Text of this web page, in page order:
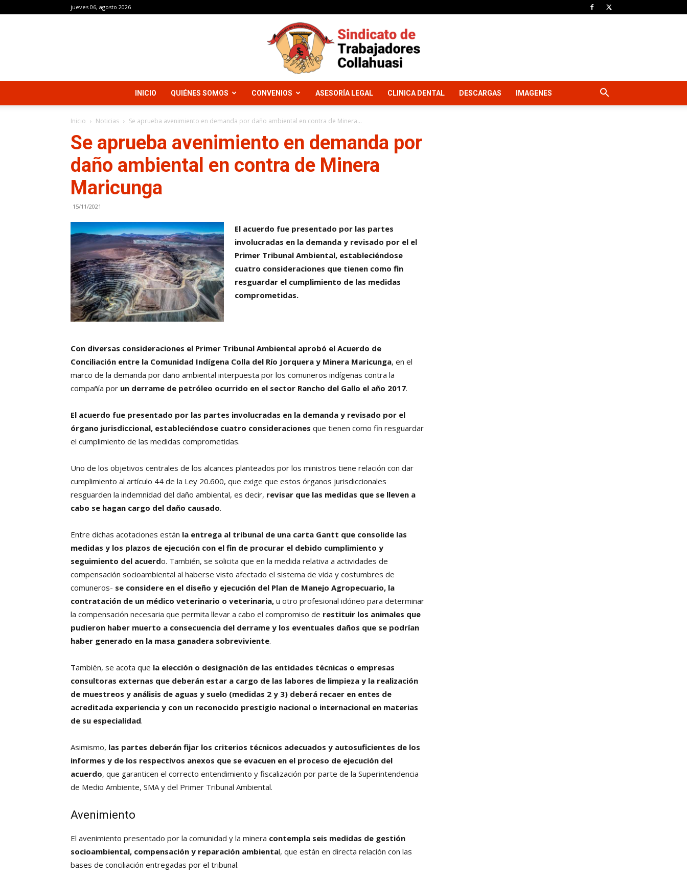
jueves 06, agosto 2026
Sindicato
Trabajadores
Collahuasi
INICIO QUIÉNES SOMOS CONVENIOS ASESORÍA LEGAL CLINICA DENTAL DESCARGAS IMAGENES
Inicio Noticias Se aprueba avenimiento en demanda por daño ambiental en contra de Minera...
Se aprueba avenimiento en demanda por
daño ambiental en contra de Minera
Maricunga
15/11/2021
El acuerdo fue presentado por las partes
involucradas en la demanda y revisado por el el
Primer Tribunal Ambiental, estableciéndose
cuatro consideraciones que tienen como fin
resguardar el cumplimiento de las medidas
comprometidas.
Con diversas consideraciones el Primer Tribunal Ambiental aprobó el Acuerdo de
Conciliación entre la Comunidad Indígena Colla del Río Jorquera y Minera Maricunga, en el
marco de la demanda por daño ambiental interpuesta por los comuneros indígenas contra la
compañía por un derrame de petróleo ocurrido en el sector Rancho del Gallo el año 2017.
El acuerdo fue presentado por las partes involucradas en la demanda y revisado por el
órgano jurisdiccional, estableciéndose cuatro consideraciones que tienen como fin resguardar
el cumplimiento de las medidas comprometidas.
Uno de los objetivos centrales de los alcances planteados por los ministros tiene relación con dar
cumplimiento al artículo 44 de la Ley 20.600, que exige que estos órganos jurisdiccionales
resguarden la indemnidad del daño ambiental, es decir, revisar que las medidas que se lleven a
cabo se hagan cargo del daño causado.
Entre dichas acotaciones están la entrega al tribunal de una carta Gantt que consolide las
medidas y los plazos de ejecución con el fin de procurar el debido cumplimiento y
seguimiento del acuerdo. También, se solicita que en la medida relativa a actividades de
compensación socioambiental al haberse visto afectado el sistema de vida y costumbres de
comuneros- se considere en el diseño y ejecución del Plan de Manejo Agropecuario, la
contratación de un médico veterinario o veterinaria, u otro profesional idóneo para determinar
la compensación necesaria que permita llevar a cabo el compromiso de restituir los animales que
pudieron haber muerto a consecuencia del derrame y los eventuales daños que se podrían
haber generado en la masa ganadera sobreviviente.
También, se acota que la elección o designación de las entidades técnicas o empresas
consultoras externas que deberán estar a cargo de las labores de limpieza y la realización
de muestreos y análisis de aguas y suelo (medidas 2 y 3) deberá recaer en entes de
acreditada experiencia y con un reconocido prestigio nacional o internacional en materias
de su especialidad.
Asimismo, las partes deberán fijar los criterios técnicos adecuados y autosuficientes de los
informes y de los respectivos anexos que se evacuen en el proceso de ejecución del
acuerdo, que garanticen el correcto entendimiento y fiscalización por parte de la Superintendencia
de Medio Ambiente, SMA y del Primer Tribunal Ambiental.
Avenimiento
El avenimiento presentado por la comunidad y la minera contempla seis medidas de gestión
socioambiental, compensación y reparación ambiental, que están en directa relación con las
bases de conciliación entregadas por el tribunal.